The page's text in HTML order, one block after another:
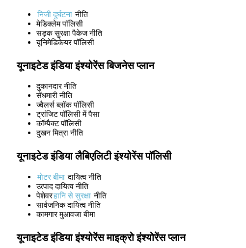
निजी दुर्घटना नीति
मेडिक्लेम पॉलिसी
सड़क सुरक्षा पैकेज नीति
यूनिमेडिकेयर पॉलिसी
यूनाइटेड इंडिया इंश्योरेंस बिजनेस प्लान
दुकानदार नीति
सेंधमारी नीति
ज्वैलर्स ब्लॉक पॉलिसी
ट्रांजिट पॉलिसी में पैसा
कॉम्पैक्ट पॉलिसी
दुखन मित्रा नीति
यूनाइटेड इंडिया लैबिएलिटी इंश्योरेंस पॉलिसी
मोटर बीमा दायित्व नीति
उत्पाद दायित्व नीति
पेशेवरहानि से सुरक्षा नीति
सार्वजनिक दायित्व नीति
कामगार मुआवजा बीमा
यूनाइटेड इंडिया इंश्योरेंस माइक्रो इंश्योरेंस प्लान